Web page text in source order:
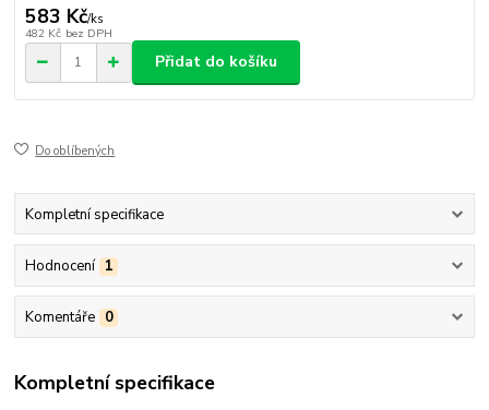
583 Kč/ks
482 Kč bez DPH
Přidat do košíku
Do oblíbených
Kompletní specifikace
Hodnocení 1
Komentáře 0
Kompletní specifikace